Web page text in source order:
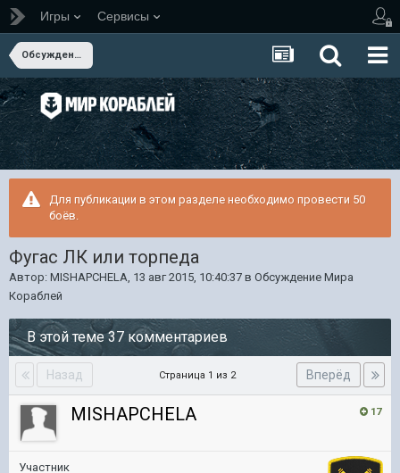
Игры Сервисы
Обсуждение Мира Кораблей
Для публикации в этом разделе необходимо провести 50
боёв.
Фугас ЛК или торпеда
Автор: MISHAPCHELA, 13 авг 2015, 10:40:37 в Обсуждение Мира
Кораблей
В этой теме 37 комментариев
Назад Вперёд
Страница 1 из 2
17
MISHAPCHELA
Участник